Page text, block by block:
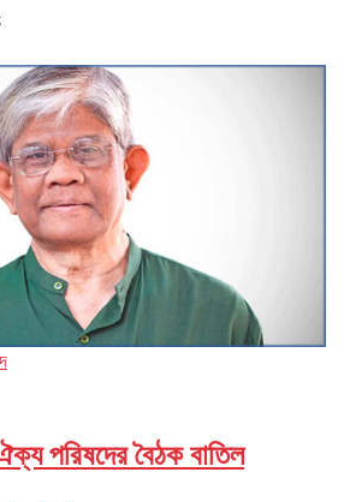
ঐক্য পরিষদের বৈঠক বাতিল